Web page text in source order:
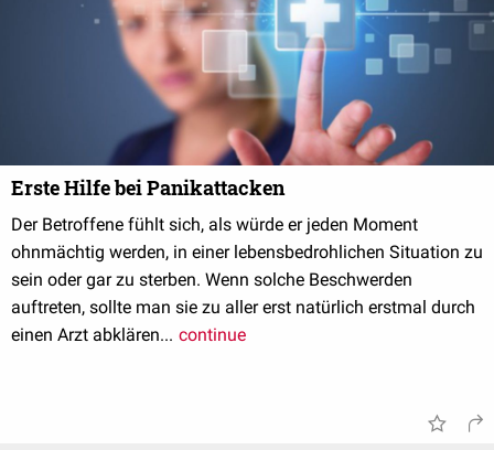
Erste Hilfe bei Panikattacken
Der Betroffene fühlt sich, als würde er jeden Moment
ohnmächtig werden, in einer lebensbedrohlichen Situation zu
sein oder gar zu sterben. Wenn solche Beschwerden
auftreten, sollte man sie zu aller erst natürlich erstmal durch
einen Arzt abklären... continue